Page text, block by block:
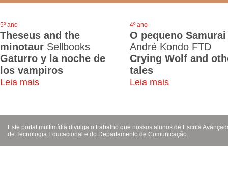
5º ano
Theseus and the
minotaur Sellbooks
Gaturro y la noche de
los vampiros
Leia mais
4º ano
O pequeno Samurai
André Kondo FTD
Crying Wolf and
tales
Leia mais
Este portal multimídia divulga o trabalho que nossos alunos de Escrita
de Tecnologia Educacional e do Departamento de Comunicação.